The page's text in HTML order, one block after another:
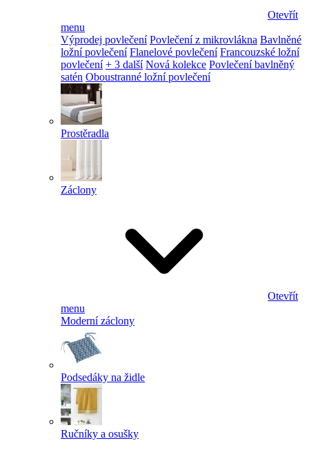
Otevřít
menu
Výprodej povlečení Povlečení z mikrovlákna Bavlněné
ložní povlečení Flanelové povlečení Francouzské ložní
povlečení + 3 další Nová kolekce Povlečení bavlněný
satén Oboustranné ložní povlečení
Prostěradla
Záclony
Otevřít
menu
Moderní záclony
Podsedáky na židle
Ručníky a osušky